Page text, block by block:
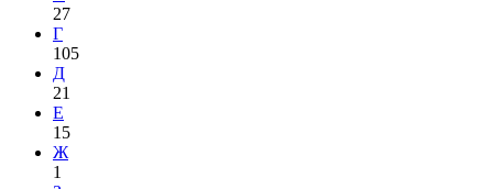
27
Г
105
Д
21
Е
15
Ж
1